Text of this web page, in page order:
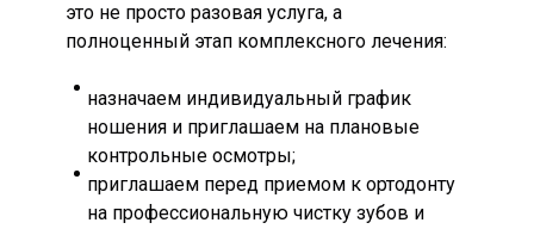
это не просто разовая услуга, а
полноценный этап комплексного лечения:
назначаем индивидуальный график
ношения и приглашаем на плановые
контрольные осмотры;
приглашаем перед приемом к ортодонту
на профессиональную чистку зубов и